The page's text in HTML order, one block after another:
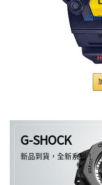
YOUTH
加
G-SHOCK
新品到貨，全新系列！